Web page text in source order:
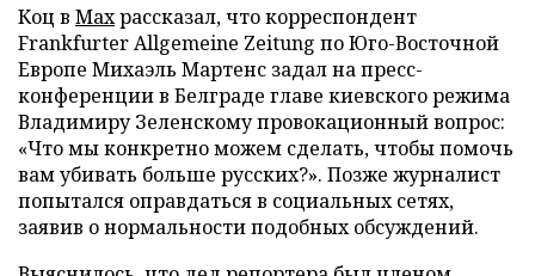
Коц в Махрассказал, что корреспондент
Frankfurter Allgemeine Zeitung по Юго-Восточной
Европе Михаэль Мартенс задал на пресс-
конференции в Белграде главе киевского режима
Владимиру Зеленскому провокационный вопрос:
«Что мы конкретно можем сделать, чтобы помочь
вам убивать больше русских?». Позже журналист
попытался оправдаться в социальных сетях,
заявив о нормальности подобных обсуждений.